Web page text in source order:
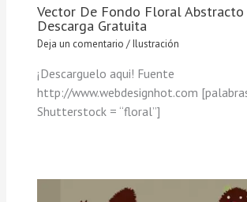
Vector De Fondo Floral
Descarga Gratuita
Deja un comentario /Ilustración
¡Descarguelo aqui! Fuente
http://www.webdesignhot.com
Shutterstock = “floral”]